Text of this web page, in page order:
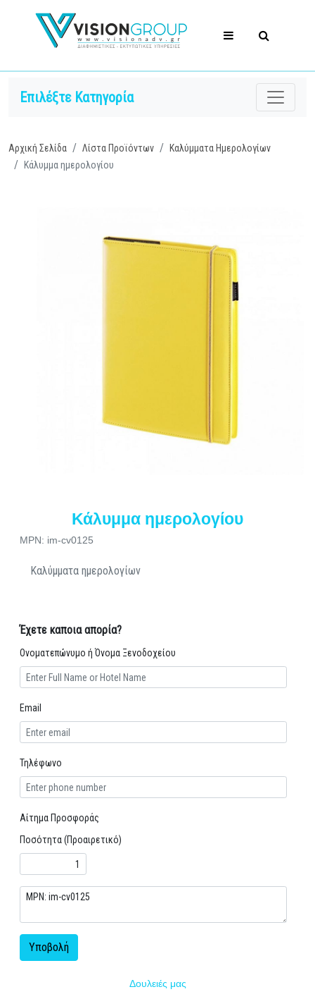
Επιλέξτε Κατηγορία
Αρχική Σελίδα Λίστα Προϊόντων
Καλύμματα Ημερολογίων
Κάλυμμα ημερολογίου
Κάλυμμα ημερολογίου
MPN: im-cv0125
Καλύμματα ημερολογίων
Έχετε καποια απορία?
Ονοματεπώνυμο ή Όνομα Ξενοδοχείου
Email
Τηλέφωνο
Αίτημα Προσφοράς
Ποσότητα (Προαιρετικό)
Υποβολή
Δουλειές μας